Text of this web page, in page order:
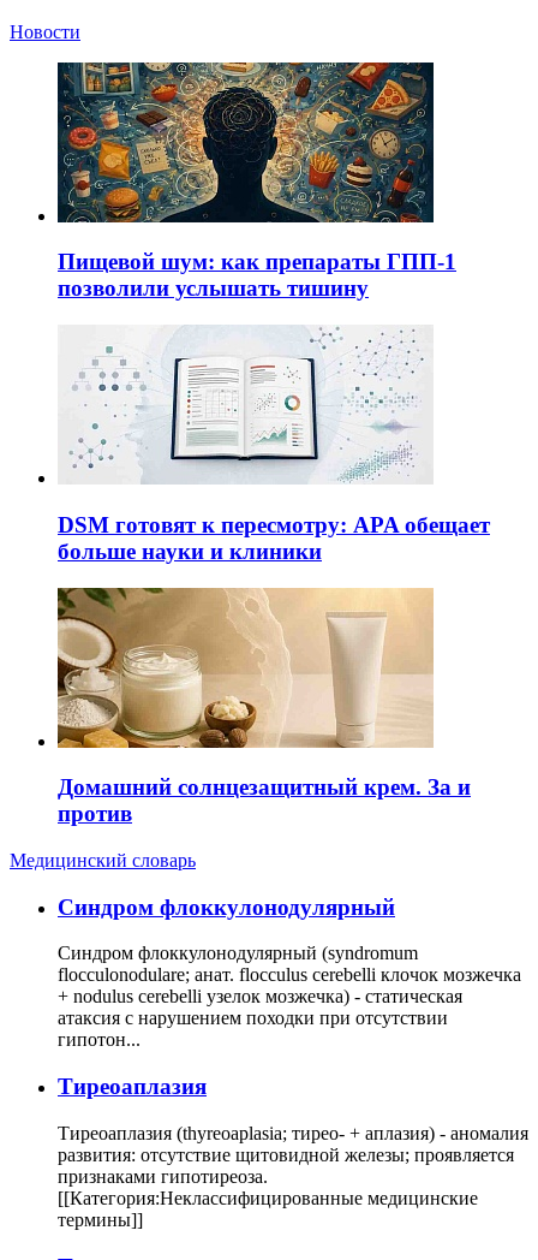
Новости
Пищевой шум: как препараты ГПП-1
позволили услышать тишину
DSM готовят к пересмотру: APA обещает
больше науки и клиники
Домашний солнцезащитный крем. За и
против
Медицинский словарь
Cиндром флоккулонодулярный
Синдром флоккулонодулярный (syndromum
flocculonodulare; анат. flocculus cerebelli клочок мозжечка
+ nodulus cerebelli узелок мозжечка) - статическая
атаксия с нарушением походки при отсутствии
гипотон...
Тиреоаплазия
Тиреоаплазия (thyreoaplasia; тирео- + аплазия) - аномалия
развития: отсутствие щитовидной железы; проявляется
признаками гипотиреоза.
[[Категория:Неклассифицированные медицинские
термины]]